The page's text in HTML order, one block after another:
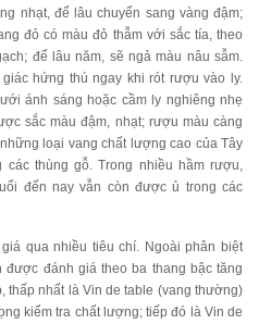
nhạt, để lâu chuyển sang vàng đậm;
đỏ có màu đỏ thẫm với sắc tía, theo
để lâu năm, sẽ ngả màu nâu sẫm.
hứng thú ngay khi rót rượu vào ly.
ánh sáng hoặc cầm ly nghiêng nhẹ
sắc màu đậm, nhạt; rượu màu càng
loại vang chất lượng cao của Tây
thùng gỗ. Trong nhiều hầm rượu,
đến nay vẫn còn được ủ trong các
qua nhiều tiêu chí. Ngoài phân biệt
đánh giá theo ba thang bậc tăng
thấp nhất là Vin de table (vang thường)
kiểm tra chất lượng; tiếp đó là Vin de